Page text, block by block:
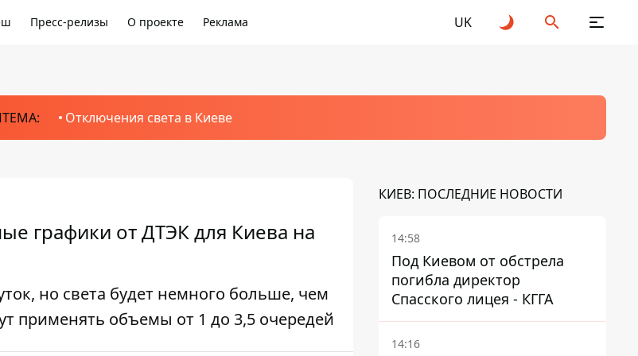
Пресс-релизы О проекте Реклама UK
Отключения света в Киеве
графики от ДТЭК для Киева на
но света будет немного больше, чем
применять объемы от 1 до 3,5 очередей
КИЕВ: ПОСЛЕДНИЕ НОВОСТИ
14:58
Под Киевом от обстрела
погибла директор
Спасского лицея - КГГА
14:16